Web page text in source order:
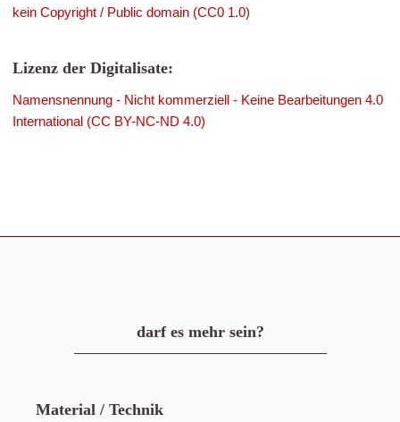
kein Copyright / Public domain (CC0 1.0)
Lizenz der Digitalisate:
Namensnennung - Nicht kommerziell - Keine Bearbeitungen 4.0
International (CC BY-NC-ND 4.0)
darf es mehr sein?
Material / Technik